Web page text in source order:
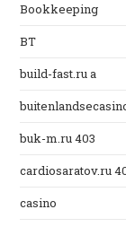
Bookkeeping
BT
build-fast.ru a
buk-m.ru 403
cardiosaratov.ru
casino